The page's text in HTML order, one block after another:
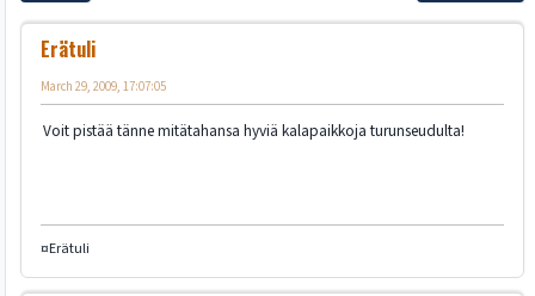
Erätuli
March 29, 2009, 17:07:05
Voit pistää tänne mitätahansa hyviä kalapaikkoja turunseudulta!
¤Erätuli